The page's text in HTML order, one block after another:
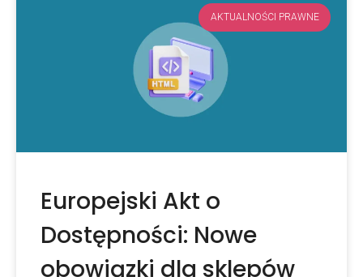
AKTUALNOŚCI PRAWNE
Europejski Akt o
Dostępności: Nowe
obowiązki dla sklepów